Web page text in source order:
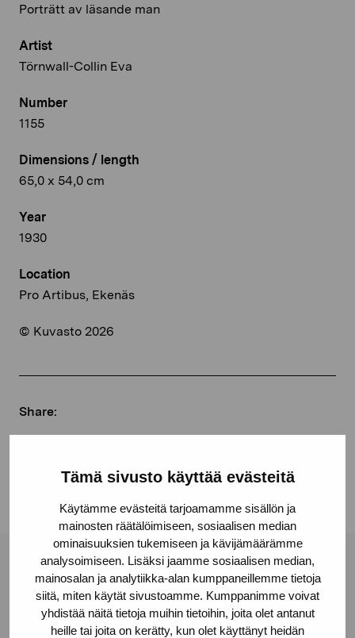
Tämä sivusto käyttää evästeitä
Käytämme evästeitä tarjoamamme sisällön ja
mainosten räätälöimiseen, sosiaalisen median
ominaisuuksien tukemiseen ja kävijämäärämme
analysoimiseen. Lisäksi jaamme sosiaalisen median,
mainosalan ja analytiikka-alan kumppaneillemme tietoja
siitä, miten käytät sivustoamme. Kumppanimme voivat
yhdistää näitä tietoja muihin tietoihin, joita olet antanut
heille tai joita on kerätty, kun olet käyttänyt heidän
Porträtt av läsande man
Artist
Törnwall-Collin Eva
Number
1155
Dimensions / length
65,0 x 54,0 cm
Year
1930
Location
Pro Artibus, Ekenäs
© Kuvasto 2026
Share:
Pro Artibus Foundation
Gustav Wasas gata 11